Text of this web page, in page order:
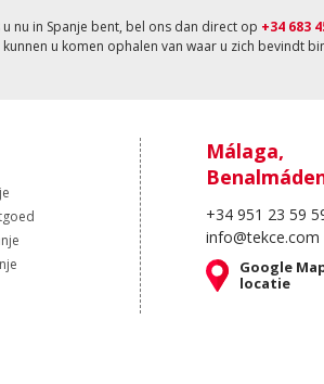
u nu in Spanje bent, bel ons dan direct op +34 683
kunnen u komen ophalen van waar u zich bevindt
Málaga,
+34 951 23 59
info@tekce.com
Google
locatie